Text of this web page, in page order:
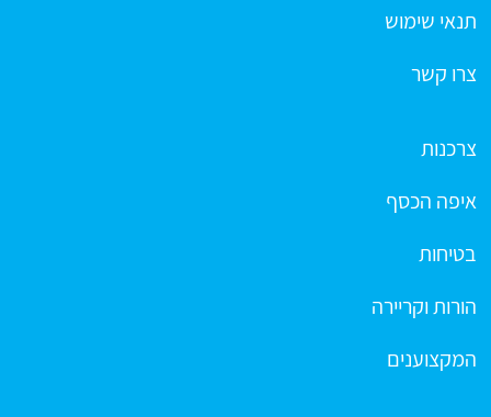
תנאי שימוש
צרו קשר
צרכנות
איפה הכסף
בטיחות
הורות וקריירה
המקצוענים